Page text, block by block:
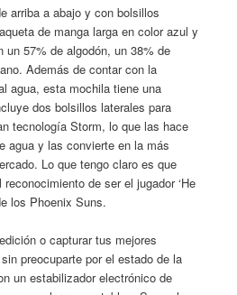
arriba a abajo y con bolsillos
de manga larga en color azul y
57% de algodón, un 38% de
Además de contar con la
agua, esta mochila tiene una
dos bolsillos laterales para
tecnología Storm, lo que las hace
agua y las convierte en la más
Lo que tengo claro es que
de ser el jugador ‘He
los Phoenix Suns.
o capturar tus mejores
preocuparte por el estado de la
un estabilizador electrónico de